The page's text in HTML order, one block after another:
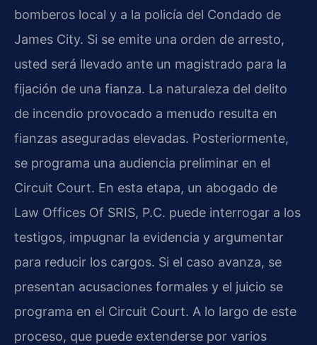
bomberos local y a la policía del Condado de
James City. Si se emite una orden de arresto,
usted será llevado ante un magistrado para la
fijación de una fianza. La naturaleza del delito
de incendio provocado a menudo resulta en
fianzas aseguradas elevadas. Posteriormente,
se programa una audiencia preliminar en el
Circuit Court. En esta etapa, un abogado de
Law Offices Of SRIS, P.C. puede interrogar a los
testigos, impugnar la evidencia y argumentar
para reducir los cargos. Si el caso avanza, se
presentan acusaciones formales y el juicio se
programa en el Circuit Court. A lo largo de este
proceso, que puede extenderse por varios